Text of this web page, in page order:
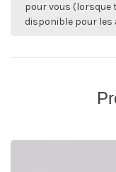
pour vous (lorsque
disponible pour les